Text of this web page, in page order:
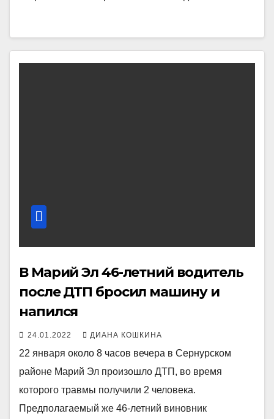
В Марий Эл 46-летний водитель
после ДТП бросил машину и
напился
24.01.2022 ДИАНА КОШКИНА
22 января около 8 часов вечера в Сернурском
районе Марий Эл произошло ДТП, во время
которого травмы получили 2 человека.
Предполагаемый же 46-летний виновник